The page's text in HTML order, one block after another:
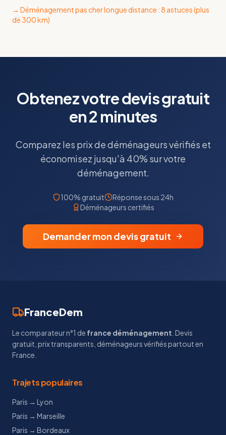
→ Déménagement pas cher longue distance : 8 astuces (plus
de 300 km)
Obtenez votre devis gratuit
en 2 minutes
Comparez les prix de déménageurs vérifiés et
économisez jusqu'à 40% sur votre
déménagement.
100% gratuit
Réponse sous 24h
Déménageurs certifiés
Demander mon devis gratuit
FranceDem
Le comparateur n°1 de france déménagement . Devis
gratuit, prix transparents, déménageurs vérifiés partout en
France.
Trajets populaires
Paris → Lyon
Paris → Marseille
Paris → Bordeaux